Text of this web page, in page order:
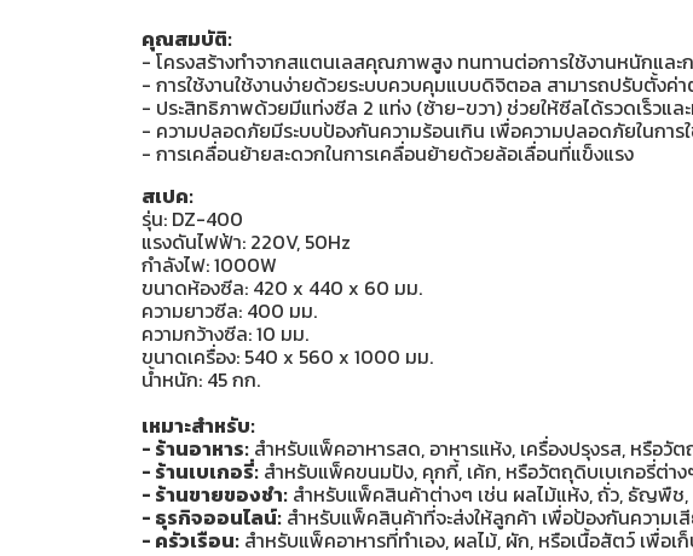
คุณสมบัติ:
- โครงสร้างทำจากสแตนเลสคุณภาพสูง ทนทานต่อการใช้งานหนักและ
- การใช้งานใช้งานง่ายด้วยระบบควบคุมแบบดิจิตอล สามารถปรับตั้ง
- ประสิทธิภาพด้วยมีแท่งซีล 2 แท่ง (ซ้าย-ขวา) ช่วยให้ซีลได้รวดเร็วแล
- ความปลอดภัยมีระบบป้องกันความร้อนเกิน เพื่อความปลอดภัยในการ
- การเคลื่อนย้ายสะดวกในการเคลื่อนย้ายด้วยล้อเลื่อนที่แข็งแรง
สเปค:
รุ่น: DZ-400
แรงดันไฟฟ้า: 220V, 50Hz
กำลังไฟ: 1000W
ขนาดห้องซีล: 420 x 440 x 60 มม.
ความยาวซีล: 400 มม.
ความกว้างซีล: 10 มม.
ขนาดเครื่อง: 540 x 560 x 1000 มม.
น้ำหนัก: 45 กก.
เหมาะสำหรับ:
- ร้านอาหาร: สำหรับแพ็คอาหารสด, อาหารแห้ง, เครื่องปรุงรส, หรือ
- ร้านเบเกอรี่: สำหรับแพ็คขนมปัง, คุกกี้, เค้ก, หรือวัตถุดิบเบเกอรี่ต่า
- ร้านขายของชำ: สำหรับแพ็คสินค้าต่างๆ เช่น ผลไม้แห้ง, ถั่ว, ธัญพืช,
- ธุรกิจออนไลน์: สำหรับแพ็คสินค้าที่จะส่งให้ลูกค้า เพื่อป้องกันความเ
- ครัวเรือน: สำหรับแพ็คอาหารที่ทำเอง, ผลไม้, ผัก, หรือเนื้อสัตว์ เพื่อเ